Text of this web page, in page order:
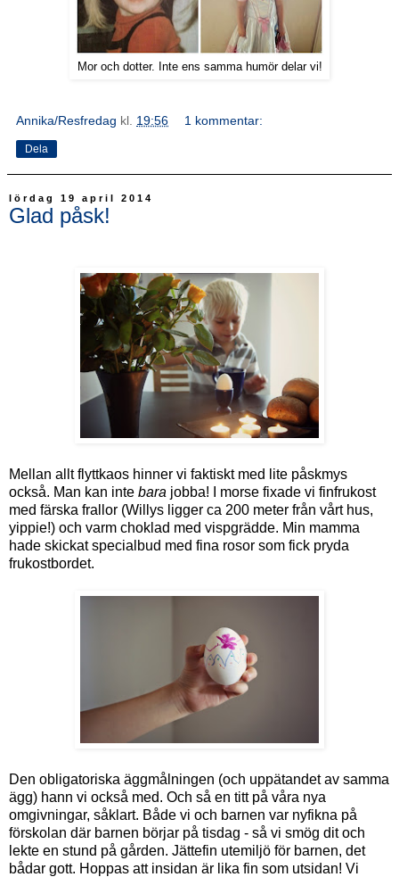
Mor och dotter. Inte ens samma humör delar vi!
Annika/Resfredag kl. 19:56 1 kommentar:
Dela
lördag 19 april 2014
Glad påsk!
Mellan allt flyttkaos hinner vi faktiskt med lite påskmys
också. Man kan inte bara jobba! I morse fixade vi finfrukost
med färska frallor (Willys ligger ca 200 meter från vårt hus,
yippie!) och varm choklad med vispgrädde. Min mamma
hade skickat specialbud med fina rosor som fick pryda
frukostbordet.
Den obligatoriska äggmålningen (och uppätandet av samma
ägg) hann vi också med. Och så en titt på våra nya
omgivningar, såklart. Både vi och barnen var nyfikna på
förskolan där barnen börjar på tisdag - så vi smög dit och
lekte en stund på gården. Jättefin utemiljö för barnen, det
bådar gott. Hoppas att insidan är lika fin som utsidan! Vi